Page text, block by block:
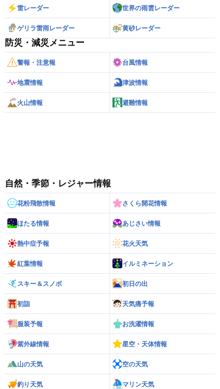
雷レーダー 世界の雨雲レーダー
ゲリラ雷雨レーダー 黄砂レーダー
防災・減災メニュー
警報・注意報 台風情報
地震情報 津波情報
火山情報 避難情報
自然・季節・レジャー情報
花粉飛散情報 さくら開花情報
ほたる情報 あじさい情報
熱中症予報 花火天気
紅葉情報 イルミネーション
スキー＆スノボ 初日の出
初詣 天気痛予報
服装予報 お洗濯情報
紫外線情報 星空・天体情報
山の天気 空の天気
釣り天気 マリン天気